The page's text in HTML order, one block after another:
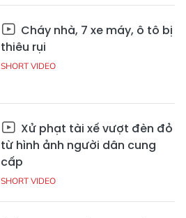
Cháy nhà, 7 xe máy, ô tô bị
thiêu rụi
SHORT VIDEO
Xử phạt tài xế vượt đèn đỏ
từ hình ảnh người dân cung
cấp
SHORT VIDEO